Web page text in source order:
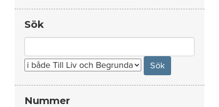
Sök
for:
Nummer